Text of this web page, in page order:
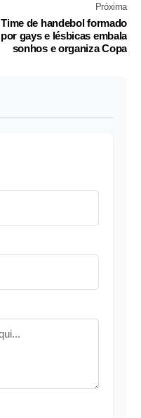
Próxima
Time de handebol formado
por gays e lésbicas embala
sonhos e organiza Copa